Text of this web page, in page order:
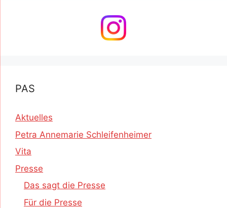
PAS
Aktuelles
Petra Annemarie Schleifenheimer
Vita
Presse
Das sagt die Presse
Für die Presse